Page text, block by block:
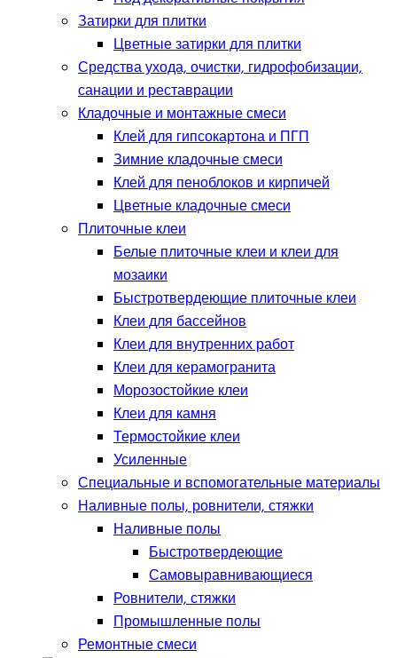
Затирки для плитки
Цветные затирки для плитки
Средства ухода, очистки, гидрофобизации,
санации и реставрации
Кладочные и монтажные смеси
Клей для гипсокартона и ПГП
Зимние кладочные смеси
Клей для пеноблоков и кирпичей
Цветные кладочные смеси
Плиточные клеи
Белые плиточные клеи и клеи для
мозаики
Быстротвердеющие плиточные клеи
Клеи для бассейнов
Клеи для внутренних работ
Клеи для керамогранита
Морозостойкие клеи
Клеи для камня
Термостойкие клеи
Усиленные
Специальные и вспомогательные материалы
Наливные полы, ровнители, стяжки
Наливные полы
Быстротвердеющие
Самовыравнивающиеся
Ровнители, стяжки
Промышленные полы
Ремонтные смеси